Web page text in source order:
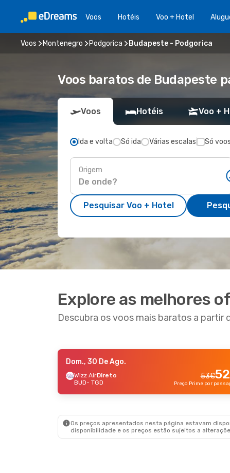
Voos Hotéis Voo + Hotel
Voos Montenegro Podgorica Budapeste - Podgorica
Voos baratos de Budapeste
Voos Hotéis Voo +
Ida e volta Só ida Várias escalas Só
Origem
Pesquisar Voo + Hotel
Explore as melhores
Descubra os voos mais baratos a partir
Dom., 30 De Ago.- Dom., 6 De Set.
€
178
Qui.,
Air
Dom., 30 De Ago.
Wizz AirDireto
BUD- TGD
53€52
Os preços apresentados nesta página estavam
disponibilidade e os preços estão sujeitos a